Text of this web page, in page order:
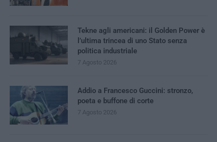
Tekne agli americani: il Golden Power è
l’ultima trincea di uno Stato senza
politica industriale
7 Agosto 2026
Addio a Francesco Guccini: stronzo,
poeta e buffone di corte
7 Agosto 2026